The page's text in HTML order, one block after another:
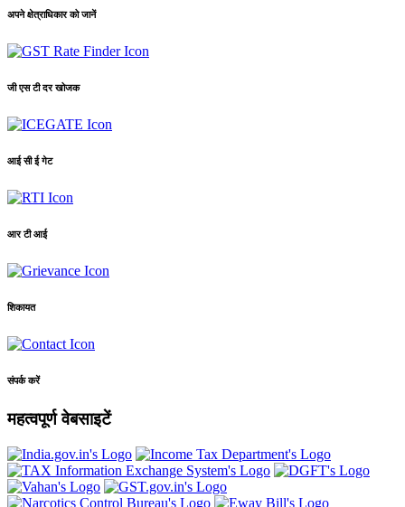
अपने क्षेत्राधिकार को जानें
जी एस टी दर खोजक
आई सी ई गेट
आर टी आई
शिकायत
संपर्क करें
महत्वपूर्ण वेबसाइटें